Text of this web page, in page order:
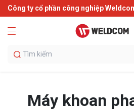
Công ty cổ phần công nghiệp
Máy khoan